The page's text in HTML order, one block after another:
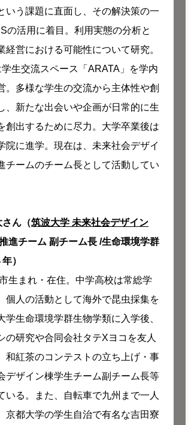
いう課題に直面し、その解決策の一
の活用に着目。利用実態の分析と
経営における可能性について研究。
生交流スペース「ARATA」を学内
。多様な学生の交流から主体性や創
、新たな出会いや企画が日常的に生
創出するために尽力。大学卒業後は
院に進学。現在は、未来社会デザイ
チームのチーム長として活動してい
さん（筑波大学 未来社会デザイン
進チーム 副チーム長 /生命環境学群
）
生まれ・在住。中学高校は常総学
個人の活動として海外で昆虫採集を
学生命環境学群生物学類に入学後、
の研究や合同会社タテXヨコを友人
和紅茶のコンテストの立ち上げ・事
デザイン棟学生チーム副チーム長等
いる。また、自転車で九州まで一人
京都大学の学生自治で有名な吉田寮